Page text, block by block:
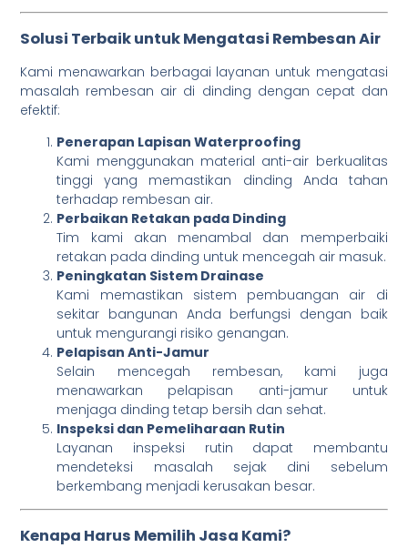
Solusi Terbaik untuk Mengatasi Rembesan Air
Kami menawarkan berbagai layanan untuk mengatasi
masalah rembesan air di dinding dengan cepat dan
efektif:
Penerapan Lapisan Waterproofing
Kami menggunakan material anti-air berkualitas
tinggi yang memastikan dinding Anda tahan
terhadap rembesan air.
Perbaikan Retakan pada Dinding
Tim kami akan menambal dan memperbaiki
retakan pada dinding untuk mencegah air masuk.
Peningkatan Sistem Drainase
Kami memastikan sistem pembuangan air di
sekitar bangunan Anda berfungsi dengan baik
untuk mengurangi risiko genangan.
Pelapisan Anti-Jamur
Selain mencegah rembesan, kami juga
menawarkan pelapisan anti-jamur untuk
menjaga dinding tetap bersih dan sehat.
Inspeksi dan Pemeliharaan Rutin
Layanan inspeksi rutin dapat membantu
mendeteksi masalah sejak dini sebelum
berkembang menjadi kerusakan besar.
Kenapa Harus Memilih Jasa Kami?